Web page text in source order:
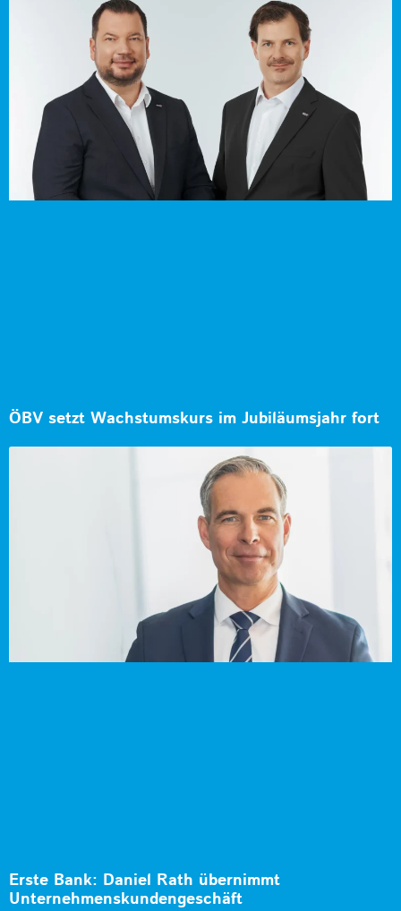
ÖBV setzt Wachstumskurs im Jubiläumsjahr fort
Erste Bank: Daniel Rath übernimmt
Unternehmenskundengeschäft